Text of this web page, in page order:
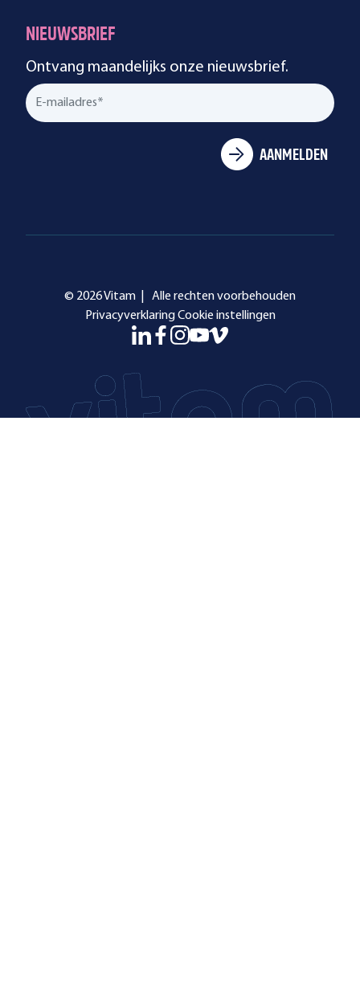
NIEUWSBRIEF
Ontvang maandelijks onze nieuwsbrief.
© 2026 Vitam |
Alle rechten voorbehouden
Privacyverklaring Cookie instellingen